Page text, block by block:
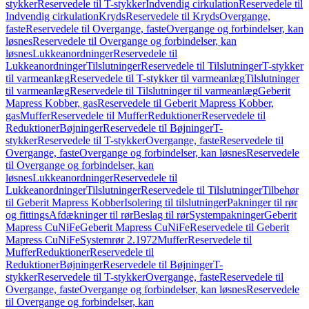
stykkerReservedele til T-stykkerIndvendig cirkulationReservedele til
Indvendig cirkulationKrydsReservedele til KrydsOvergange,
fasteReservedele til Overgange, fasteOvergange og forbindelser, kan
løsnesReservedele til Overgange og forbindelser, kan
løsnesLukkeanordningerReservedele til
LukkeanordningerTilslutningerReservedele til TilslutningerT-stykker
til varmeanlægReservedele til T-stykker til varmeanlægTilslutninger
til varmeanlægReservedele til Tilslutninger til varmeanlægGeberit
Mapress Kobber, gasReservedele til Geberit Mapress Kobber,
gasMufferReservedele til MufferReduktionerReservedele til
ReduktionerBøjningerReservedele til BøjningerT-
stykkerReservedele til T-stykkerOvergange, fasteReservedele til
Overgange, fasteOvergange og forbindelser, kan løsnesReservedele
til Overgange og forbindelser, kan
løsnesLukkeanordningerReservedele til
LukkeanordningerTilslutningerReservedele til TilslutningerTilbehør
til Geberit Mapress KobberIsolering til tilslutningerPakninger til rør
og fittingsAfdækninger til rørBeslag til rørSystempakningerGeberit
Mapress CuNiFeGeberit Mapress CuNiFeReservedele til Geberit
Mapress CuNiFeSystemrør 2.1972MufferReservedele til
MufferReduktionerReservedele til
ReduktionerBøjningerReservedele til BøjningerT-
stykkerReservedele til T-stykkerOvergange, fasteReservedele til
Overgange, fasteOvergange og forbindelser, kan løsnesReservedele
til Overgange og forbindelser, kan